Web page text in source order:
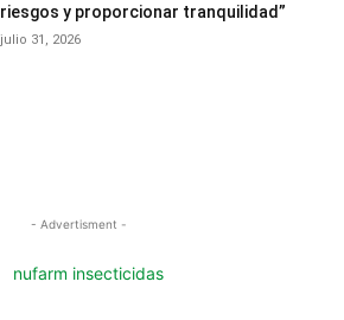
riesgos y proporcionar tranquilidad”
julio 31, 2026
- Advertisment -